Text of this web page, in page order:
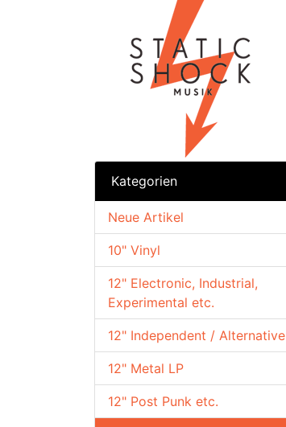
Kategorien
10" Vinyl
12" Electronic, Industrial,
Experimental etc.
12" Independent / Alternative
12" Metal LP
12" Post Punk etc.
Neue Artikel